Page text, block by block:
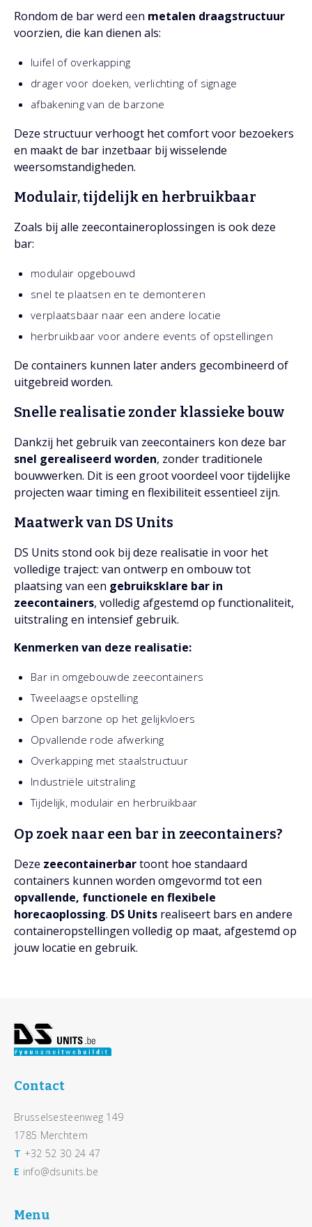
Rondom de bar werd een metalen draagstructuur
voorzien, die kan dienen als:
luifel of overkapping
drager voor doeken, verlichting of signage
afbakening van de barzone
Deze structuur verhoogt het comfort voor bezoekers
en maakt de bar inzetbaar bij wisselende
weersomstandigheden.
Modulair, tijdelijk en herbruikbaar
Zoals bij alle zeecontaineroplossingen is ook deze
bar:
modulair opgebouwd
snel te plaatsen en te demonteren
verplaatsbaar naar een andere locatie
herbruikbaar voor andere events of opstellingen
De containers kunnen later anders gecombineerd of
uitgebreid worden.
Snelle realisatie zonder klassieke bouw
Dankzij het gebruik van zeecontainers kon deze bar
snel gerealiseerd worden, zonder traditionele
bouwwerken. Dit is een groot voordeel voor tijdelijke
projecten waar timing en flexibiliteit essentieel zijn.
Maatwerk van DS Units
DS Units stond ook bij deze realisatie in voor het
volledige traject: van ontwerp en ombouw tot
plaatsing van een gebruiksklare bar in
zeecontainers, volledig afgestemd op functionaliteit,
uitstraling en intensief gebruik.
Kenmerken van deze realisatie:
Bar in omgebouwde zeecontainers
Tweelaagse opstelling
Open barzone op het gelijkvloers
Opvallende rode afwerking
Overkapping met staalstructuur
Industriële uitstraling
Tijdelijk, modulair en herbruikbaar
Op zoek naar een bar in zeecontainers?
Deze zeecontainerbartoont hoe standaard
containers kunnen worden omgevormd tot een
opvallende, functionele en flexibele
horecaoplossing. DS Units realiseert bars en andere
containeropstellingen volledig op maat, afgestemd op
jouw locatie en gebruik.
Contact
Brusselsesteenweg 149
1785 Merchtem
T +32 52 30 24 47
E info@dsunits.be
Menu